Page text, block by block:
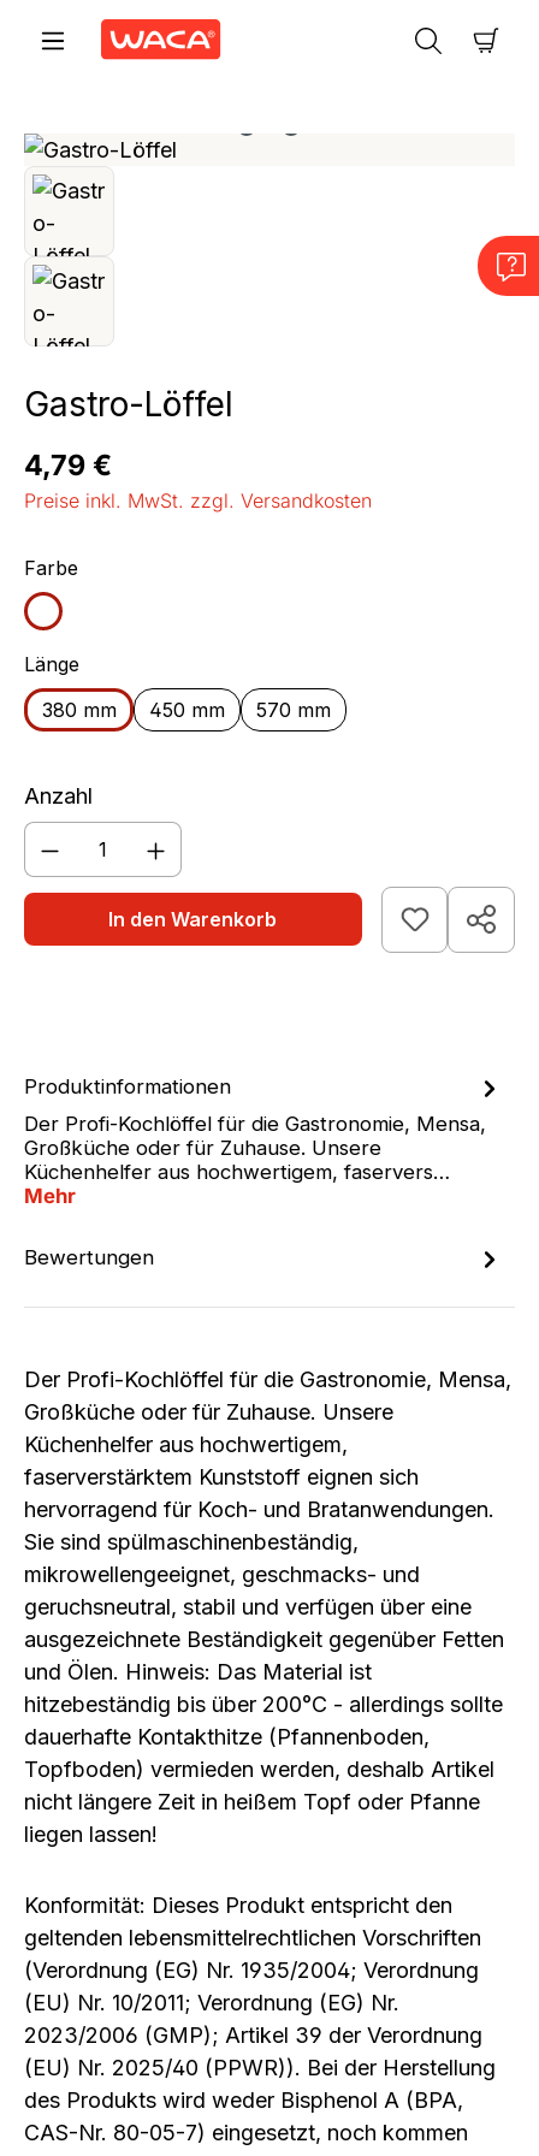
Zum Hauptinhalt springen
Bildergalerie überspringen
Gastro-Löffel
Regulärer Preis:
4,79 €
Preise inkl. MwSt. zzgl. Versandkosten
Farbeauswählen
weiß
Längeauswählen
380 mm
450 mm 570 mm
Anzahl
Produkt Anzahl: Gib den gewünschten
In den Warenkorb
Produktinformationen
Der Profi-Kochlöffel für die Gastronomie, Mensa,
Großküche oder für Zuhause. Unsere
Küchenhelfer aus hochwertigem, faservers…
Mehr
Bewertungen
Der Profi-Kochlöffel für die Gastronomie, Mensa,
Großküche oder für Zuhause. Unsere
Küchenhelfer aus hochwertigem,
faserverstärktem Kunststoff eignen sich
hervorragend für Koch- und Bratanwendungen.
Sie sind spülmaschinenbeständig,
mikrowellengeeignet, geschmacks- und
geruchsneutral, stabil und verfügen über eine
ausgezeichnete Beständigkeit gegenüber Fetten
und Ölen. Hinweis: Das Material ist
hitzebeständig bis über 200°C - allerdings sollte
dauerhafte Kontakthitze (Pfannenboden,
Topfboden) vermieden werden, deshalb Artikel
nicht längere Zeit in heißem Topf oder Pfanne
liegen lassen!
Konformität: Dieses Produkt entspricht den
geltenden lebensmittelrechtlichen Vorschriften
(Verordnung (EG) Nr. 1935/2004; Verordnung
(EU) Nr. 10/2011; Verordnung (EG) Nr.
2023/2006 (GMP); Artikel 39 der Verordnung
(EU) Nr. 2025/40 (PPWR)). Bei der Herstellung
des Produkts wird weder Bisphenol A (BPA,
CAS-Nr. 80-05-7) eingesetzt, noch kommen